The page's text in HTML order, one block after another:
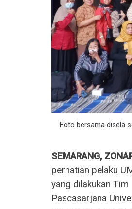
Foto bersama disela
SEMARANG,
perhatian pelaku
yang dilakukan
Pascasarjana